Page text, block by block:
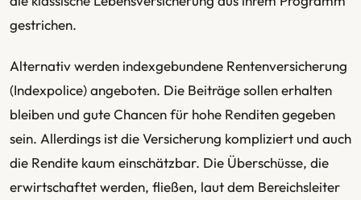
gestrichen.
Alternativ werden indexgebundene Rentenversicherung
(Indexpolice) angeboten. Die Beiträge sollen erhalten
bleiben und gute Chancen für hohe Renditen gegeben
sein. Allerdings ist die Versicherung kompliziert und auch
die Rendite kaum einschätzbar. Die Überschüsse, die
erwirtschaftet werden, fließen, laut dem Bereichsleiter